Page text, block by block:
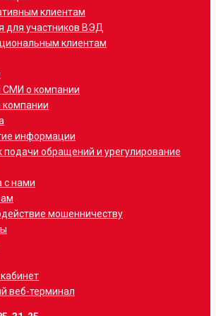
клиентам
для участников ВЭД
клиентам
СМИ о компании
компании
информации
подачи обращений и урегулирование
с нами
мошенничеству
веб-терминал